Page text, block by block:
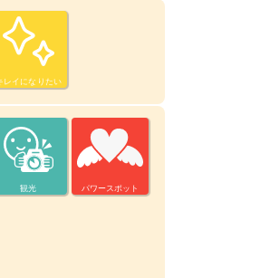
レイになりたい
観光 パワースポット